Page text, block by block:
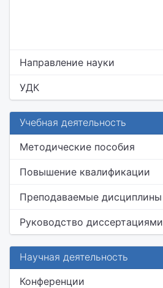
Направление науки
УДК
Учебная деятельность
Методические пособия
Повышение квалификации
Преподаваемые дисциплины
Руководство диссертациями
Научная деятельность
Конференции